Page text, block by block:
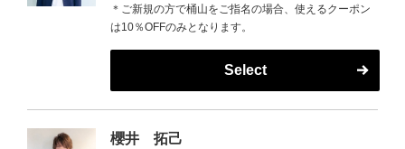
＊ご新規の方で桶山をご指名の場合、使えるクーポン
は10％OFFのみとなります。
Select
櫻井 拓己